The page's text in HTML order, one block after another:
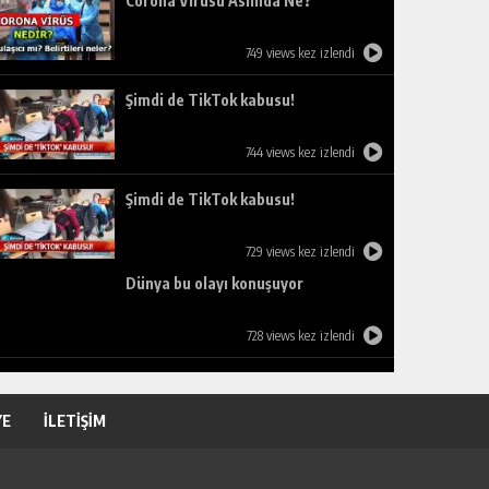
749 views kez izlendi
Şimdi de TikTok kabusu!
744 views kez izlendi
Şimdi de TikTok kabusu!
729 views kez izlendi
Dünya bu olayı konuşuyor
728 views kez izlendi
İLETİŞİM